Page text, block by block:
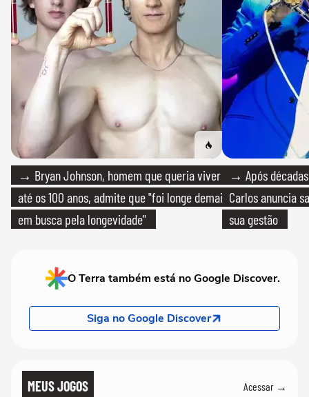
→ Bryan Johnson, homem que queria viver
até os 100 anos, admite que "foi longe demais
em busca pela longevidade"
→ Após
Carlos anuncia
sua gestão
O Terra também está no Google Discover.
Siga no Google Discover
MEUS JOGOS Acessar →